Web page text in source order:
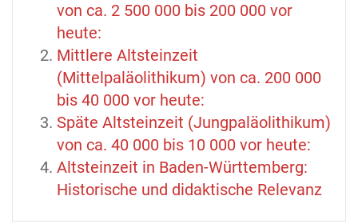
von ca. 2 500 000 bis 200 000 vor
heute:
Mittlere Altsteinzeit
(Mittelpaläolithikum) von ca. 200 000
bis 40 000 vor heute:
Späte Altsteinzeit (Jungpaläolithikum)
von ca. 40 000 bis 10 000 vor heute:
Altsteinzeit in Baden-Württemberg:
Historische und didaktische Relevanz